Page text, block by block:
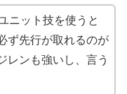
ニット技を使うと
ず先行が取れるのが
レンも強いし、言う